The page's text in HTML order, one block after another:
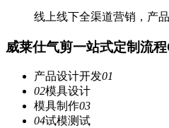
线上线下全渠道营销，产
威莱仕气剪一站式定制流程
产品设计开发01
02模具设计
模具制作03
04试模测试